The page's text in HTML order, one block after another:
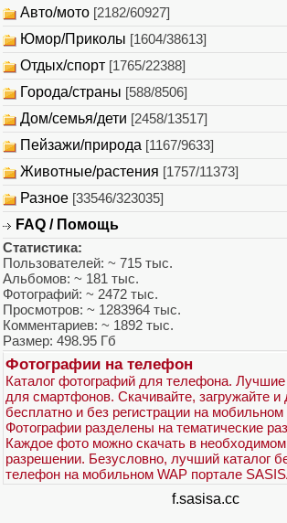
Авто/мото [2182/60927]
Юмор/Приколы [1604/38613]
Отдых/спорт [1765/22388]
Города/страны [588/8506]
Дом/семья/дети [2458/13517]
Пейзажи/природа [1167/9633]
Животные/растения [1757/11373]
Разное [33546/323035]
FAQ / Помощь
Статистика:
Пользователей: ~ 715 тыс.
Альбомов: ~ 181 тыс.
Фотографий: ~ 2472 тыс.
Просмотров: ~ 1283964 тыс.
Комментариев: ~ 1892 тыс.
Размер: 498.95 Гб
Фотографии на телефон
Каталог фотографий для телефона.
для смартфонов. Скачивайте, загружайте и
бесплатно и без регистрации на
Фотографии разделены на тематические
Каждое фото можно скачать в
разрешении. Безусловно, лучший каталог
телефон на мобильном WAP портале
f.sasisa.cc